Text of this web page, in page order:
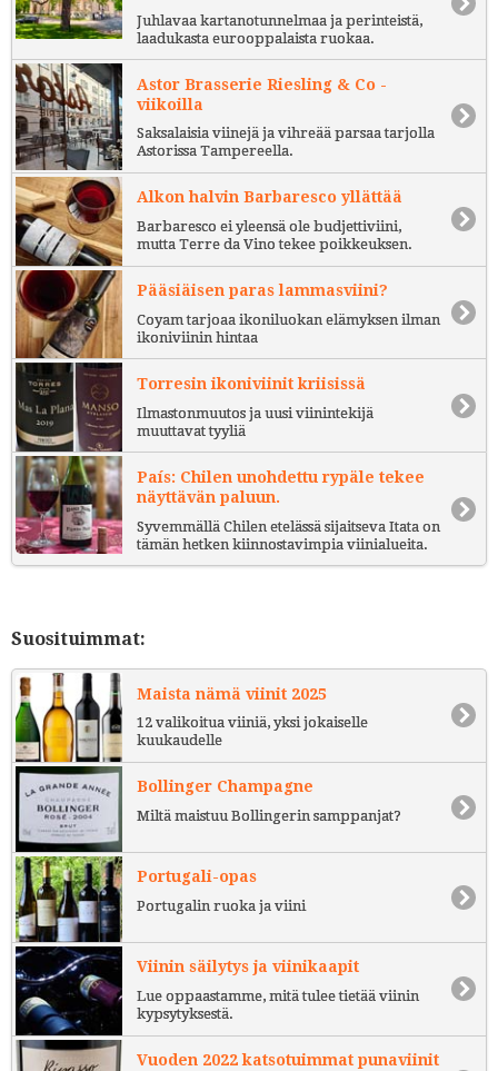
Juhlavaa kartanotunnelmaa ja perinteistä,
laadukasta eurooppalaista ruokaa.
Astor Brasserie Riesling & Co -
viikoilla
Saksalaisia viinejä ja vihreää parsaa tarjolla
Astorissa Tampereella.
Alkon halvin Barbaresco yllättää
Barbaresco ei yleensä ole budjettiviini,
mutta Terre da Vino tekee poikkeuksen.
Pääsiäisen paras lammasviini?
Coyam tarjoaa ikoniluokan elämyksen ilman
ikoniviinin hintaa
Torresin ikoniviinit kriisissä
Ilmastonmuutos ja uusi viinintekijä
muuttavat tyyliä
País: Chilen unohdettu rypäle tekee
näyttävän paluun.
Syvemmällä Chilen etelässä sijaitseva Itata on
tämän hetken kiinnostavimpia viinialueita.
Suosituimmat:
Maista nämä viinit 2025
12 valikoitua viiniä, yksi jokaiselle
kuukaudelle
Bollinger Champagne
Miltä maistuu Bollingerin samppanjat?
Portugali-opas
Portugalin ruoka ja viini
Viinin säilytys ja viinikaapit
Lue oppaastamme, mitä tulee tietää viinin
kypsytyksestä.
Vuoden 2022 katsotuimmat punaviinit